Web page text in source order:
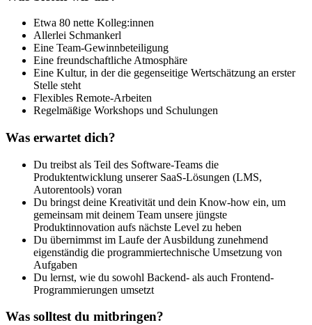
Etwa 80 nette Kolleg:innen
Allerlei Schmankerl
Eine Team-Gewinnbeteiligung
Eine freundschaftliche Atmosphäre
Eine Kultur, in der die gegenseitige Wertschätzung an erster
Stelle steht
Flexibles Remote-Arbeiten
Regelmäßige Workshops und Schulungen
Was erwartet dich?
Du treibst als Teil des Software-Teams die
Produktentwicklung unserer SaaS-Lösungen (LMS,
Autorentools) voran
Du bringst deine Kreativität und dein Know-how ein, um
gemeinsam mit deinem Team unsere jüngste
Produktinnovation aufs nächste Level zu heben
Du übernimmst im Laufe der Ausbildung zunehmend
eigenständig die programmiertechnische Umsetzung von
Aufgaben
Du lernst, wie du sowohl Backend- als auch Frontend-
Programmierungen umsetzt
Was solltest du mitbringen?